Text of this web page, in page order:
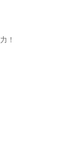
」等字词
体方切法
，恰到好
；中宫始
张，重心
书的匠气
！